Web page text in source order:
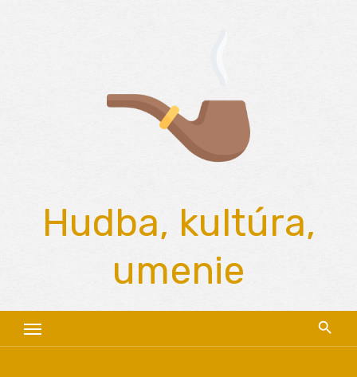
Hudba, kultúra,
umenie